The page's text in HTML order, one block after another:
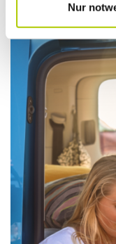
Nur